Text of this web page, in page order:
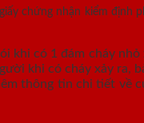
chứng nhận kiểm định
khi có 1 đám cháy nhỏ
khi có cháy xảy ra,
thông tin chi tiết về